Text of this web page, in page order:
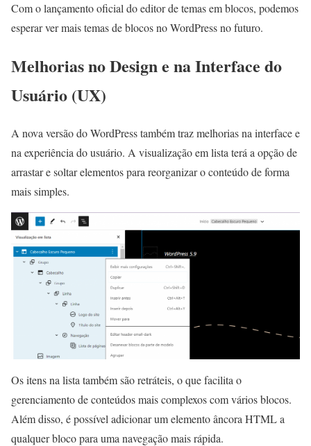
Com o lançamento oficial do editor de temas em blocos, podemos
esperar ver mais temas de blocos no WordPress no futuro.
Melhorias no Design e na Interface do
Usuário (UX)
A nova versão do WordPress também traz melhorias na interface e
na experiência do usuário. A visualização em lista terá a opção de
arrastar e soltar elementos para reorganizar o conteúdo de forma
mais simples.
Os itens na lista também são retráteis, o que facilita o
gerenciamento de conteúdos mais complexos com vários blocos.
Além disso, é possível adicionar um elemento âncora HTML a
qualquer bloco para uma navegação mais rápida.